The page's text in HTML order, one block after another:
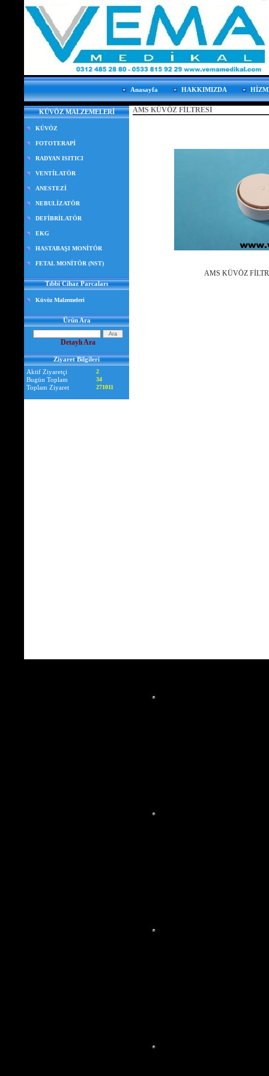
Anasayfa HAKKIMIZDA
KÜVÖZ MALZEMELERİ
KÜVÖZ
FOTOTERAPİ
RADYAN ISITICI
VENTİLATÖR
ANESTEZİ
NEBULİZATÖR
DEFİBRİLATÖR
EKG
HASTABAŞI MONİTÖR
FETAL MONİTÖR (NST)
Tıbbi Cihaz Parcaları
Küvöz Malzemeleri
Ürün Ara
Detaylı Ara
Ziyaret Bilgileri
Aktif Ziyaretçi
2
Bugün Toplam 34
Toplam Ziyaret 271011
AMS KÜVÖZ FİLTRESİ
AMS KÜVÖZ